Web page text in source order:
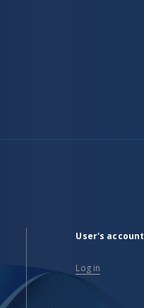
User's account
Log in